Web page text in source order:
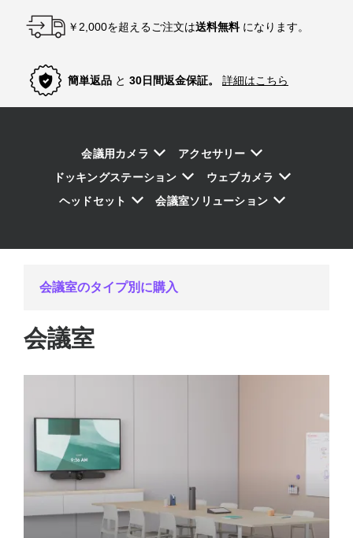
￥2,000を超えるご注文は送料無料になります。
簡単返品 と 30日間返金保証。 詳細はこちら
会議用カメラ
アクセサリー
ドッキングステーション
ウェブカメラ
ヘッドセット
会議室ソリューション
会議室のタイプ別に購入
会議室